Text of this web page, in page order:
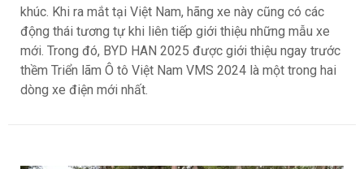
khúc. Khi ra mắt tại Việt Nam, hãng xe này cũng có các
động thái tương tự khi liên tiếp giới thiệu những mẫu xe
mới. Trong đó, BYD HAN 2025 được giới thiệu ngay trước
thềm Triển lãm Ô tô Việt Nam VMS 2024 là một trong hai
dòng xe điện mới nhất.